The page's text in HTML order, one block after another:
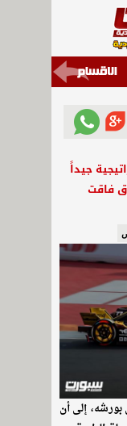
جيداً
فاقت
بورشه، إلى أن